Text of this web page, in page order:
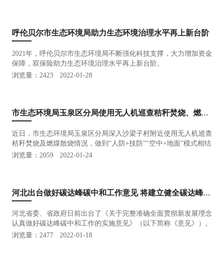
呼伦贝尔市生态环境局助力生态环境治理水平再上新台阶
2021年，呼伦贝尔市生态环境局不断强化科技支撑，大力增加资金
保障，双保险助力生态环境治理水平再上新台阶。
浏览量：2423
2022-01-28
市生态环境局玉泉区分局使用无人机巡查秸秆焚烧、燃煤散烧实现全域监控
近日，市生态环境局玉泉区分局深入沙梁子村附近使用无人机巡查
秸秆焚烧及燃煤散烧情况，做到“人防+技防”“空中+地面”模式相结
合，可以实现高效巡查秸秆焚烧及燃煤散烧行为，筑牢秸秆禁
浏览量：2059 2022-01-24
河北出台做好碳达峰碳中和工作意见 将建立健全碳达峰碳中和综合评价考核制度
河北省委、省政府日前出台了《关于完整准确全面贯彻新发展理念
认真做好碳达峰碳中和工作的实施意见》（以下简称《意见》）。
浏览量：2477
2022-01-18